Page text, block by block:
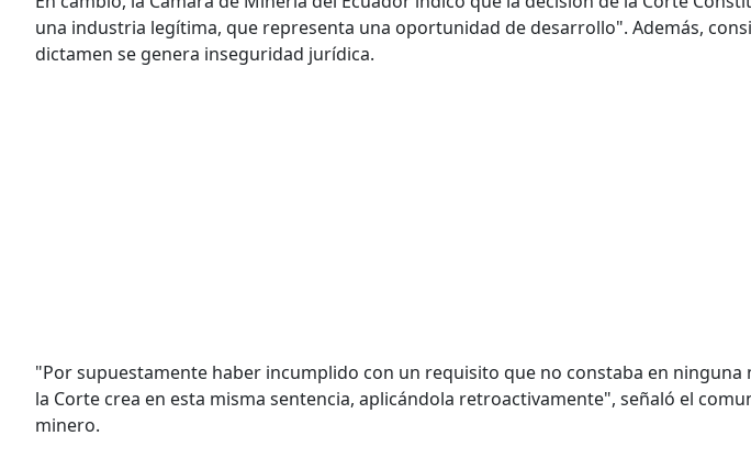
una industria legítima, que representa una oportunidad de desarrollo". Además,
dictamen se genera inseguridad jurídica.
"Por supuestamente haber incumplido con un requisito que no constaba en ninguna
la Corte crea en esta misma sentencia, aplicándola retroactivamente", señaló el
minero.